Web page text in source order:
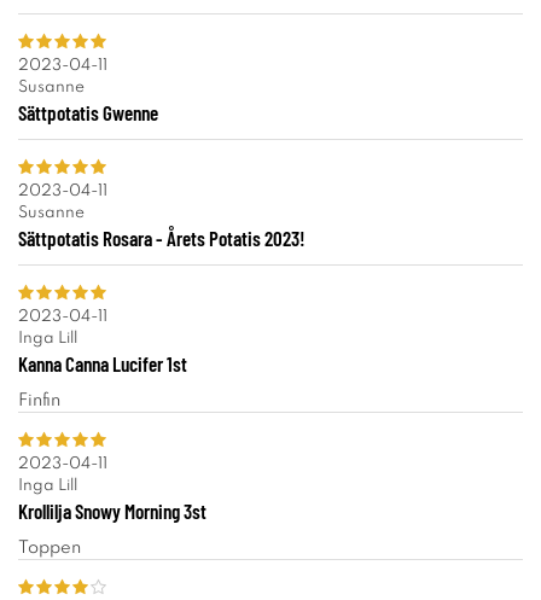
2023-04-11
Susanne
Sättpotatis Gwenne
2023-04-11
Susanne
Sättpotatis Rosara - Årets Potatis 2023!
2023-04-11
Inga Lill
Kanna Canna Lucifer 1st
Finfin
2023-04-11
Inga Lill
Krollilja Snowy Morning 3st
Toppen